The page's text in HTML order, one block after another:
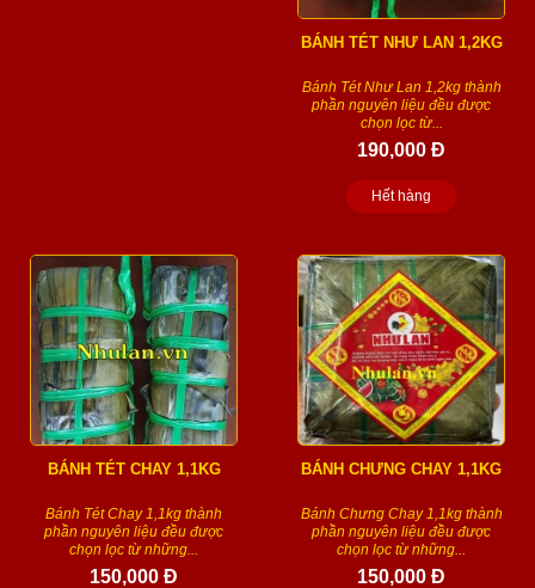
BÁNH TÉT NHƯ LAN 1,2KG
Bánh Tét Như Lan 1,2kg thành
phần nguyên liệu đều được
chọn lọc từ...
190,000 Đ
Hết hàng
BÁNH TÉT CHAY 1,1KG
Bánh Tét Chay 1,1kg thành
phần nguyên liệu đều được
chọn lọc từ những...
150,000 Đ
BÁNH CHƯNG CHAY 1,1KG
Bánh Chưng Chay 1,1kg thành
phần nguyên liệu đều được
chọn lọc từ những...
150,000 Đ